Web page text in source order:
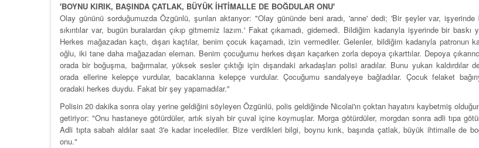
'BOYNU KIRIK, BAŞINDA ÇATLAK, BÜYÜK İHTİMALLE DE BOĞDULAR ONU'
Olay gününü sorduğumuzda Özgünlü, şunları aktarıyor: "Olay gününde beni aradı, 'anne' dedi; 'Bir şeyler var, işyerinde
sıkıntılar var, bugün buralardan çıkıp gitmemiz lazım.' Fakat çıkamadı, gidemedi. Bildiğim kadarıyla işyerinde bir baskı
Herkes mağazadan kaçtı, dışarı kaçtılar, benim çocuk kaçamadı, izin vermediler. Gelenler, bildiğim kadarıyla patronun
oğlu, iki tane daha mağazadan eleman. Benim çocuğumu herkes dışarı kaçarken zorla depoya çıkarttılar. Depoya
orada bir boğuşma, bağırmalar, yüksek sesler çıktığı için dışarıdaki arkadaşları polisi aradılar. Bunu yukarı kaldırdılar
orada ellerine kelepçe vurdular, bacaklarına kelepçe vurdular. Çocuğumu sandalyeye bağladılar. Çocuk felaket
oradaki herkes duydu. Fakat bir şey yapamadılar."
Polisin 20 dakika sonra olay yerine geldiğini söyleyen Özgünlü, polis geldiğinde Nicolai'ın çoktan hayatını kaybetmiş
getiriyor: "Onu hastaneye götürdüler, artık siyah bir çuval içine koymuşlar. Morga götürdüler, morgdan sonra adli tıpa
Adli tıpta sabah aldılar saat 3'e kadar incelediler. Bize verdikleri bilgi, boynu kırık, başında çatlak, büyük ihtimalle de
onu."